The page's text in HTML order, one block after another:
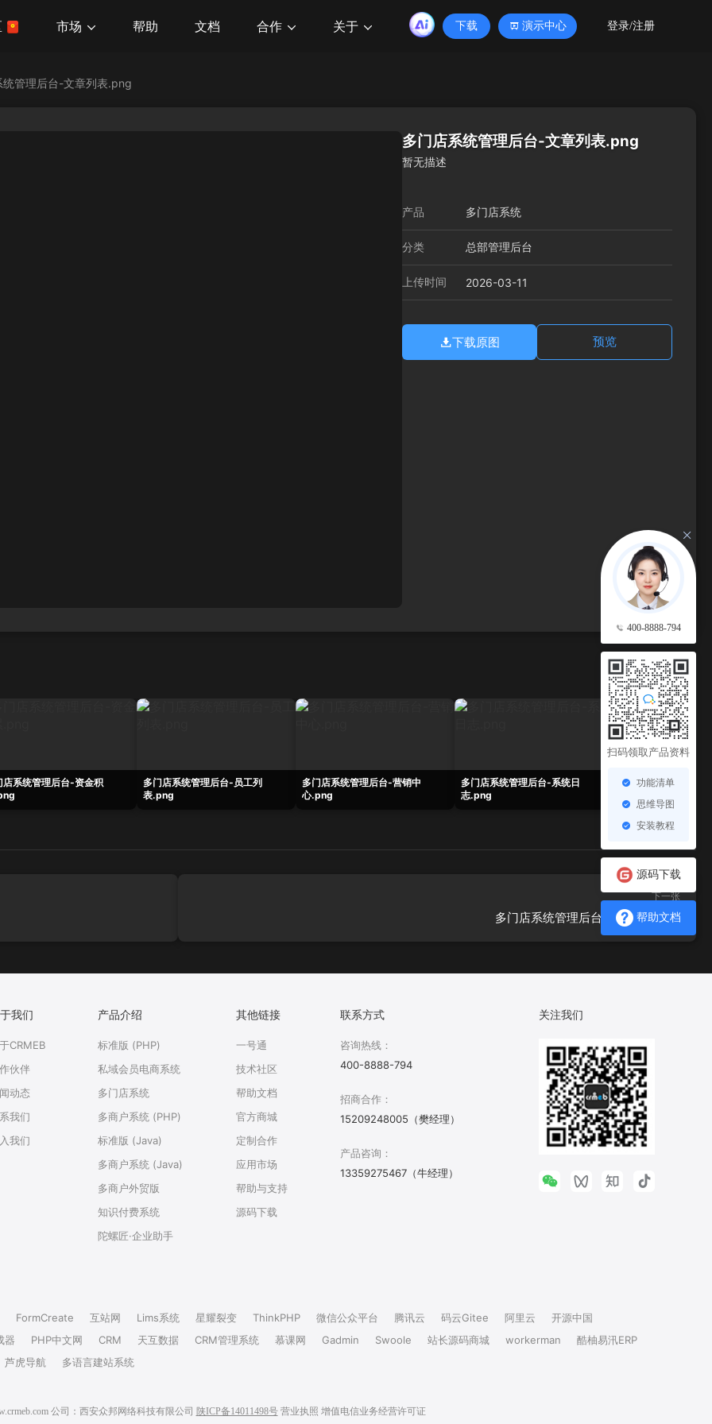
市场 帮助 文档 合作 关于 下载 演示中心 登录/注册
400-8888-794
扫码领取产品资料
功能清单
思维导图
安装教程
源码下载
帮助文档
统管理后台-文章列表.png
多门店系统管理后台-文章列表.png
暂无描述
产品 多门店系统
分类 总部管理后台
上传时间 2026-03-11
下载原图 预览
查看更多 →
店系统管理后台-资金积
多门店系统管理后台-员工列
表.png
多门店系统管理后台-营销中
心.png
多门店系统管理后台-系统日
志.png
多门店系统管理后台
下一张
多门店系统管理后台-用户设置.png
我们
CRMEB
伙伴
动态
我们
我们
产品介绍
标准版 (PHP)
私域会员电商系统
多门店系统
多商户系统 (PHP)
标准版 (Java)
多商户系统 (Java)
多商户外贸版
知识付费系统
陀螺匠·企业助手
其他链接
一号通
技术社区
帮助文档
官方商城
定制合作
应用市场
帮助与支持
源码下载
联系方式
咨询热线：
400-8888-794
招商合作：
15209248005（樊经理）
产品咨询：
13359275467（牛经理）
关注我们
FormCreate 互站网 Lims系统 星耀裂变 ThinkPHP 微信公众平台 腾讯云 码云Gitee 阿里云
开源中国
器
PHP中文网 CRM 天互数据 CRM管理系统 慕课网 Gadmin Swoole 站长源码商城 workerman
酷柚易汛ERP
芦虎导航
多语言建站系统
公司：西安众邦网络科技有限公司 陕ICP备14011498号 营业执照 增值电信业务经营许可证